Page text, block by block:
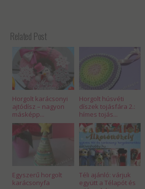
Related Post
Horgolt karácsonyi
ajtódísz – nagyon
másképp...
Horgolt húsvéti
díszek tojásfára 2.:
hímes tojás...
Egyszerű horgolt
karácsonyfa
Téli ajánló: várjuk
együtt a Télapót és